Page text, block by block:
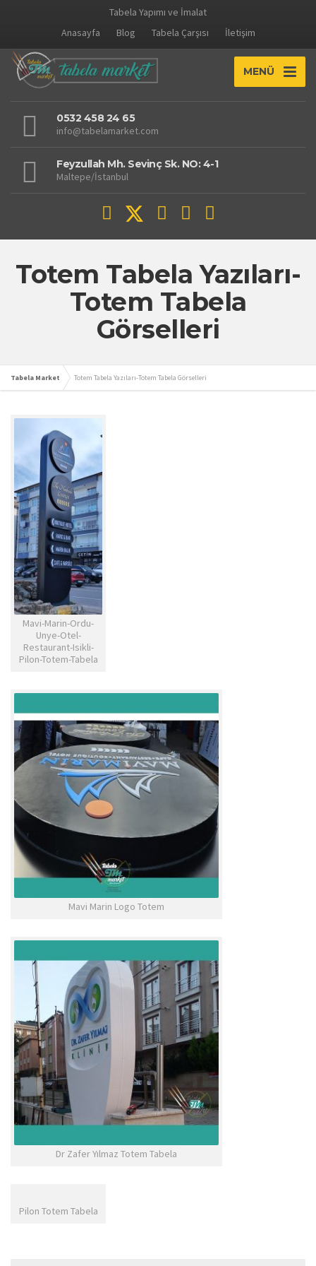
Tabela Yapımı ve İmalat
Anasayfa
Blog Tabela Çarşısı İletişim
MENÜ
0532 458 24 65
info@tabelamarket.com
Feyzullah Mh. Sevinç Sk. NO: 4-1
Maltepe/İstanbul
Totem Tabela Yazıları-
Totem Tabela
Görselleri
Tabela Market Totem Tabela Yazıları-Totem Tabela Görselleri
Mavi-Marin-Ordu-
Unye-Otel-
Restaurant-Isikli-
Pilon-Totem-Tabela
Mavi Marin Logo Totem
Dr Zafer Yılmaz Totem Tabela
Pilon Totem Tabela